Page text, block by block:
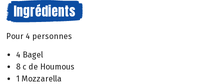
Ingrédients
Pour 4 personnes
4 Bagel
8 c de Houmous
1 Mozzarella